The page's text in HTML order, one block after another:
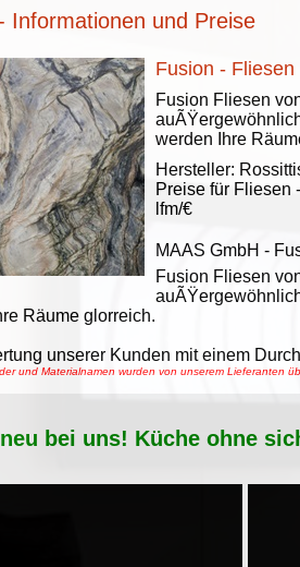
Informationen und Preise
Fusion - Fliesen
Fusion Fliesen
werden Ihre
Hersteller:
Preise für Fliesen -
lfm/€
MAAS GmbH -
Fusion Fliesen
Räume glorreich.
unserer Kunden mit einem
und Materialnamen wurden von unserem Lieferanten
bei uns! Küche ohne